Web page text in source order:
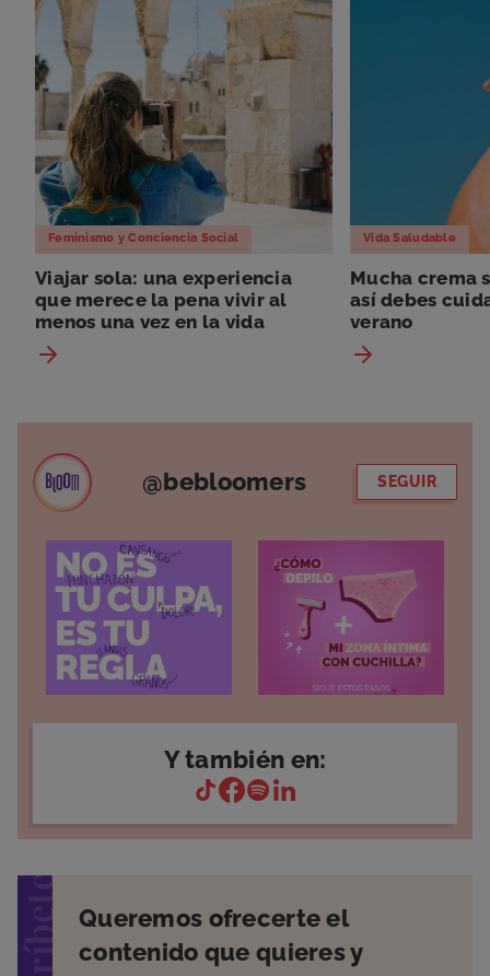
Feminismo y Conciencia Social
Viajar sola: una experiencia
que merece la pena vivir al
menos una vez en la vida
Vida Saludable
Mucha crema
así debes
verano
@bebloomers SEGUIR
Y también en:
Queremos ofrecerte el
contenido que quieres y